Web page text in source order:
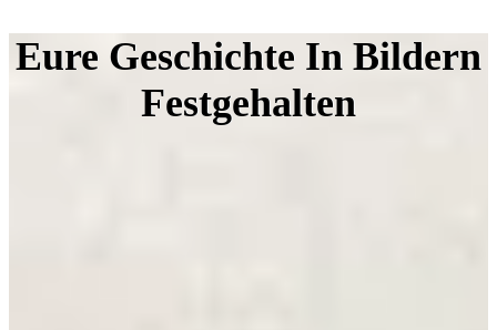
Eure Geschichte In Bildern
Festgehalten